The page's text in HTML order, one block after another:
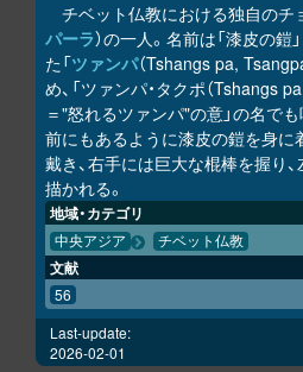
チベット仏教における独自のチ
パーラ）の一人。名前は「漆皮の
た「ツァンパ（Tshangs pa,
め、「ツァンパ・タクポ（Tshangs
＝"怒れるツァンパ"の意」の名で
前にもあるように漆皮の鎧を身に
戴き、右手には巨大な棍棒を握り
描かれる。
地域・カテゴリ
中央アジア チベット仏教
文献
56
Last-update:
2026-02-01